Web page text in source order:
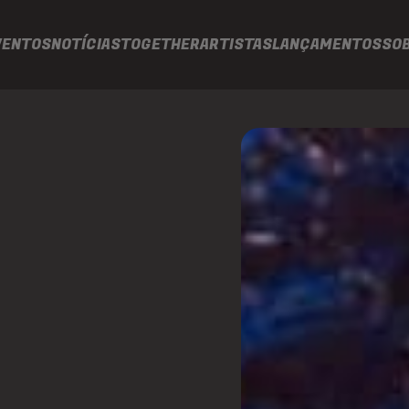
NOTÍCIASTOGETHERARTISTASLANÇAMENTOS